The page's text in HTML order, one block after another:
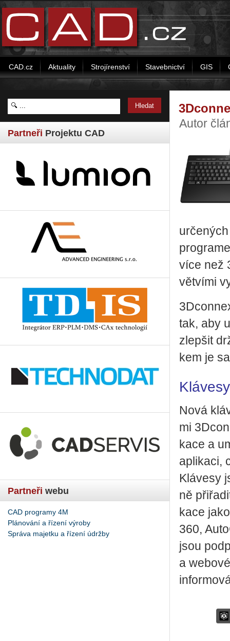
CAD.cz Aktuality Strojírenství Stavebnictví GIS
Partneři Projektu CAD
Partneři webu
CAD programy 4M
Plánování a řízení výroby
Správa majetku a řízení údržby
Autor
více než
vět­ví­mi
tak, aby
zlep­šit
kem je
Nová
mi
ka­ce a
apli­ka­ci,
Klá­ve­sy
ně
ka­ce
360,
jsou
a